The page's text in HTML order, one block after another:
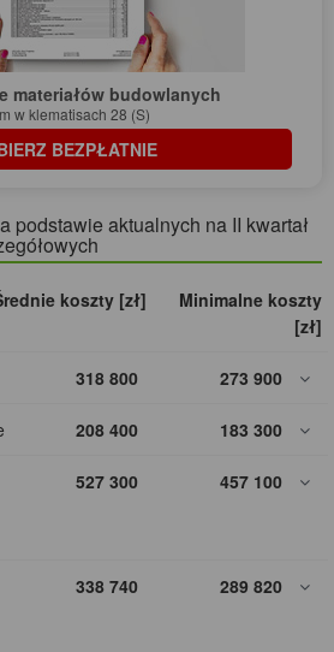
materiałów budowlanych
w klematisach 28 (S)
BEZPŁATNIE
podstawie aktualnych na II kwartał
koszty [zł]
Minimalne koszty
[zł]
318 800 273 900
208 400 183 300
527 300 457 100
338 740 289 820